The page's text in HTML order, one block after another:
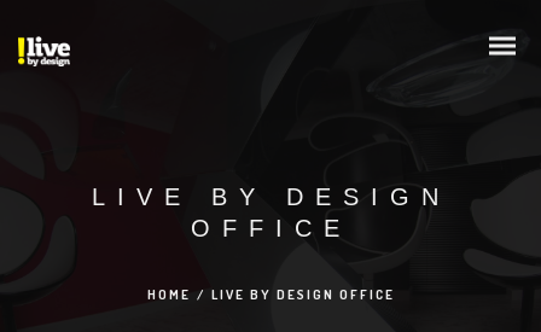
LIVE BY DESIGN
OFFICE
HOME / LIVE BY DESIGN OFFICE